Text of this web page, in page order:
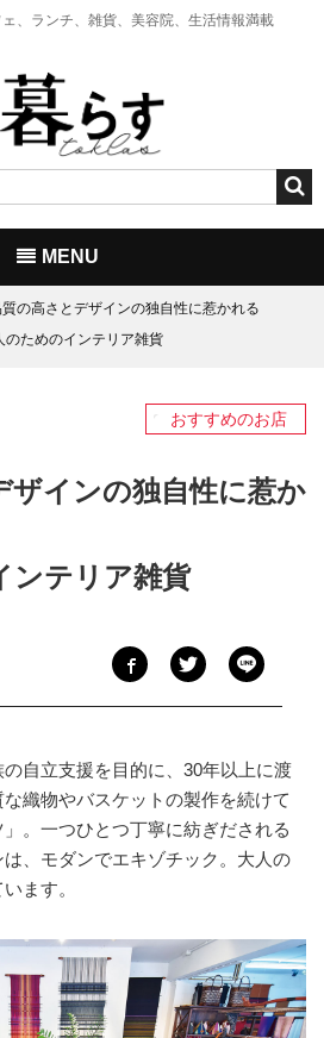
ェ、ランチ、雑貨、美容院、生活情報満載
MENU
の高さとデザインの独自性に惹かれる
のためのインテリア雑貨
おすすめのお店
ザインの独自性に惹か
ンテリア雑貨
自立支援を目的に、30年以上に渡
織物やバスケットの製作を続けて
。一つひとつ丁寧に紡ぎだされる
、モダンでエキゾチック。大人の
ます。